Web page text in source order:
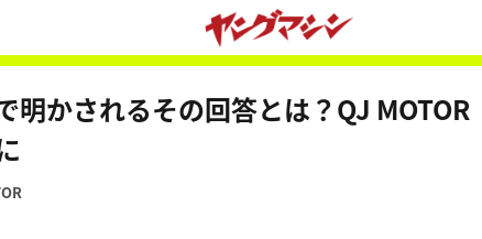
明かされるその回答とは？QJ MOTOR